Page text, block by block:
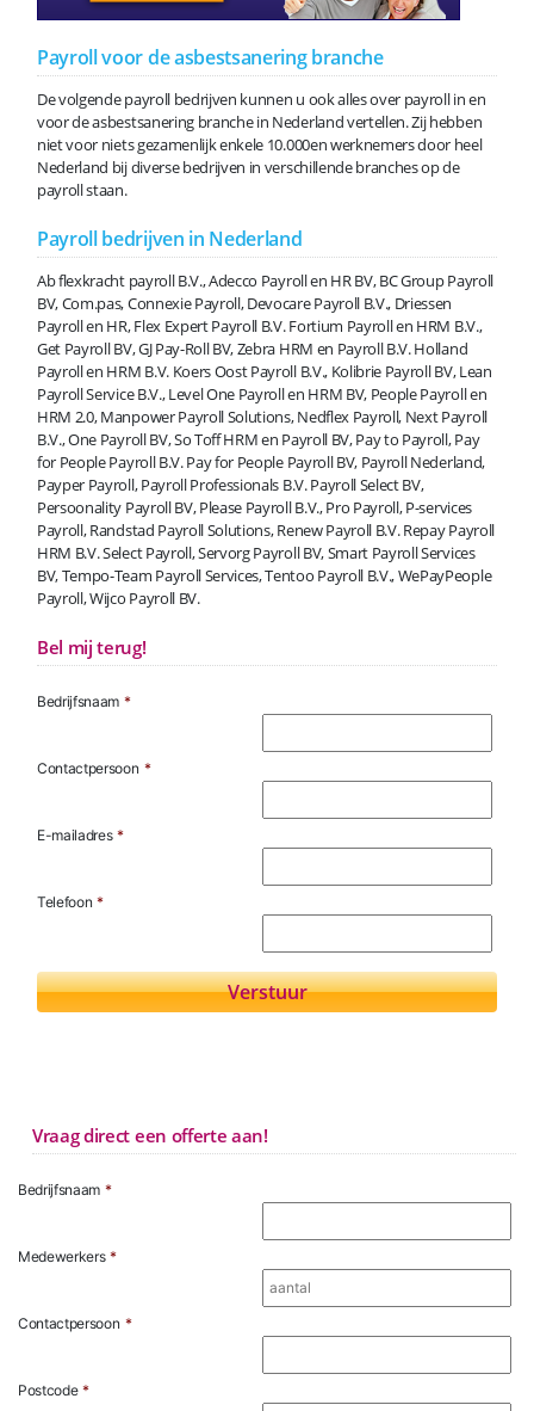
Payroll voor de asbestsanering branche
De volgende payroll bedrijven kunnen u ook alles over payroll in en
voor de asbestsanering branche in Nederland vertellen. Zij hebben
niet voor niets gezamenlijk enkele 10.000en werknemers door heel
Nederland bij diverse bedrijven in verschillende branches op de
payroll staan.
Payroll bedrijven in Nederland
Ab flexkracht payroll B.V., Adecco Payroll en HR BV, BC Group Payroll
BV, Com.pas, Connexie Payroll, Devocare Payroll B.V., Driessen
Payroll en HR, Flex Expert Payroll B.V. Fortium Payroll en HRM B.V.,
Get Payroll BV, GJ Pay-Roll BV, Zebra HRM en Payroll B.V. Holland
Payroll en HRM B.V. Koers Oost Payroll B.V., Kolibrie Payroll BV, Lean
Payroll Service B.V., Level One Payroll en HRM BV, People Payroll en
HRM 2.0, Manpower Payroll Solutions, Nedflex Payroll, Next Payroll
B.V., One Payroll BV, So Toff HRM en Payroll BV, Pay to Payroll, Pay
for People Payroll B.V. Pay for People Payroll BV, Payroll Nederland,
Payper Payroll, Payroll Professionals B.V. Payroll Select BV,
Persoonality Payroll BV, Please Payroll B.V., Pro Payroll, P-services
Payroll, Randstad Payroll Solutions, Renew Payroll B.V. Repay Payroll
HRM B.V. Select Payroll, Servorg Payroll BV, Smart Payroll Services
BV, Tempo-Team Payroll Services, Tentoo Payroll B.V., WePayPeople
Payroll, Wijco Payroll BV.
Bel mij terug!
Bedrijfsnaam *
Contactpersoon *
E-mailadres *
Telefoon *
Vraag direct een offerte aan!
Bedrijfsnaam *
Medewerkers *
Contactpersoon *
Postcode *